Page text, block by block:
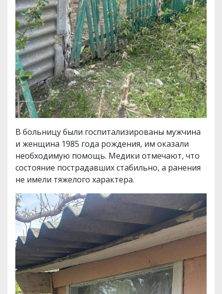
В больницу были госпитализированы мужчина
и женщина 1985 года рождения, им оказали
необходимую помощь. Медики отмечают, что
состояние пострадавших стабильно, а ранения
не имели тяжелого характера.